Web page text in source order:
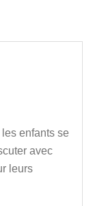
enfants se
avec
leurs